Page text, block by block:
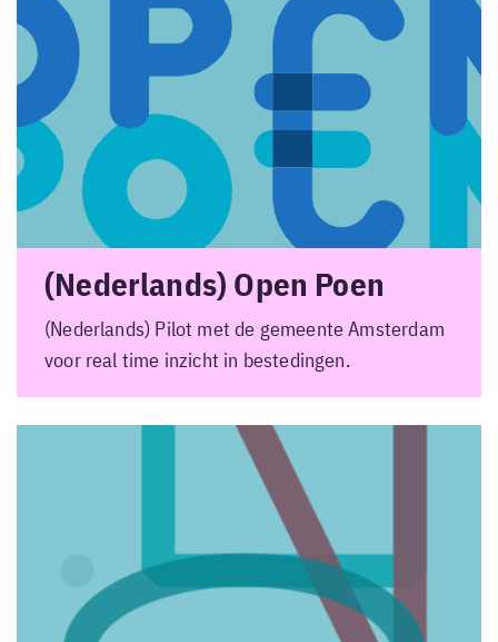
(Nederlands) Open Poen
(Nederlands) Pilot met de gemeente Amsterdam
voor real time inzicht in bestedingen.